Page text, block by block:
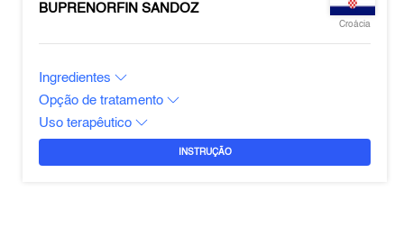
BUPRENORFIN SANDOZ
Croácia
Ingredientes
Opção de tratamento
Uso terapêutico
INSTRUÇÃO